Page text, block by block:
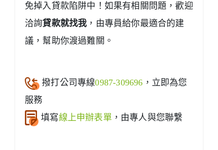
免掉入貸款陷阱中！如果有相關問題，歡迎
洽詢貸款就找我 ，由專員給你最適合的建
議，幫助你渡過難關。
撥打公司專線0987-309696 ，立即為您
服務
填寫線上申辦表單 ，由專人與您聯繫